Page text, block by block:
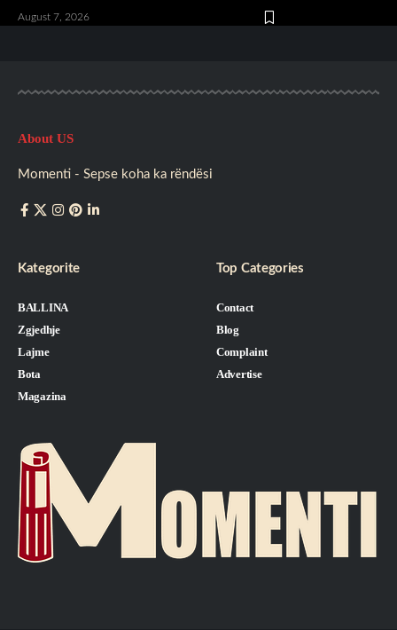
August 7, 2026
About US
Momenti - Sepse koha ka rëndësi
Kategorite
BALLINA
Zgjedhje
Lajme
Bota
Magazina
Top Categories
Contact
Blog
Complaint
Advertise